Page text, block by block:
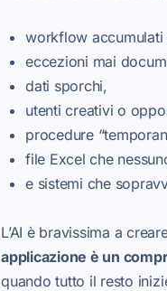
workflow accumulati
eccezioni mai
dati sporchi,
utenti creativi o
procedure
file Excel che
e sistemi che
L’AI è bravissima a
applicazione è un
quando tutto il resto